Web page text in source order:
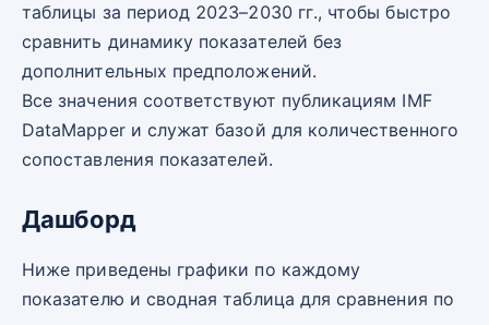
таблицы за период 2023–2030 гг., чтобы быстро
сравнить динамику показателей без
дополнительных предположений.
Все значения соответствуют публикациям IMF
DataMapper и служат базой для количественного
сопоставления показателей.
Дашборд
Ниже приведены графики по каждому
показателю и сводная таблица для сравнения по